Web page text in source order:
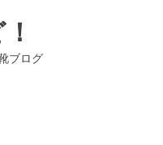
ブログ